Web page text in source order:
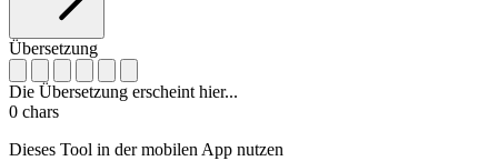
Übersetzung
Die Übersetzung erscheint hier...
0 chars
Dieses Tool in der mobilen App nutzen